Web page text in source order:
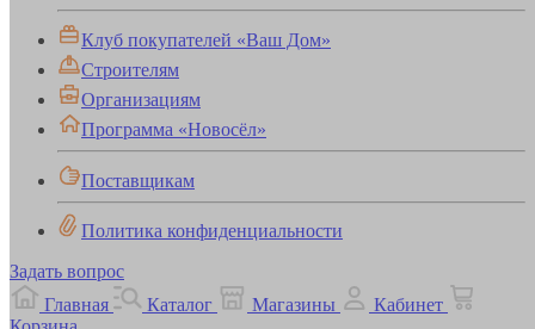
Клуб покупателей «Ваш Дом»
Строителям
Организациям
Программа «Новосёл»
Поставщикам
Политика конфиденциальности
Задать вопрос
Главная
Каталог Магазины
Кабинет